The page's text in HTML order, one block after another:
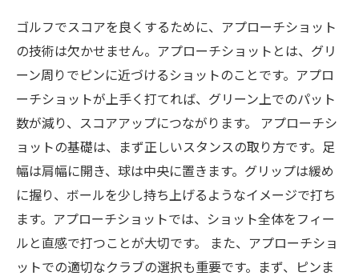
ゴルフでスコアを良くするために、アプローチショット
の技術は欠かせません。アプローチショットとは、グリ
ーン周りでピンに近づけるショットのことです。アプロ
ーチショットが上手く打てれば、グリーン上でのパット
数が減り、スコアアップにつながります。 アプローチシ
ョットの基礎は、まず正しいスタンスの取り方です。足
幅は肩幅に開き、球は中央に置きます。グリップは緩め
に握り、ボールを少し持ち上げるようなイメージで打ち
ます。アプローチショットでは、ショット全体をフィー
ルと直感で打つことが大切です。 また、アプローチショ
ットでの適切なクラブの選択も重要です。まず、ピンま